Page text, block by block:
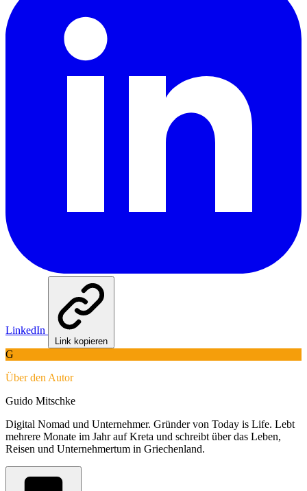
LinkedIn
Link kopieren
G
Über den Autor
Guido Mitschke
Digital Nomad und Unternehmer. Gründer von Today is Life. Lebt
mehrere Monate im Jahr auf Kreta und schreibt über das Leben,
Reisen und Unternehmertum in Griechenland.